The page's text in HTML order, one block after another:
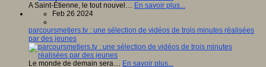
A Saint-Étienne, le tout nouvel… En savoir plus...
Feb 26 2024
parcoursmetiers.tv : une sélection de vidéos de trois minutes réalisées
par des jeunes
Le monde de demain sera… En savoir plus...